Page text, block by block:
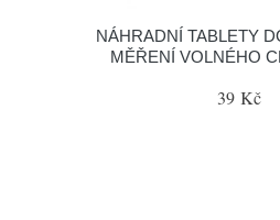
NÁHRADNÍ TABLETY
MĚŘENÍ VOLNÉHO
39 Kč